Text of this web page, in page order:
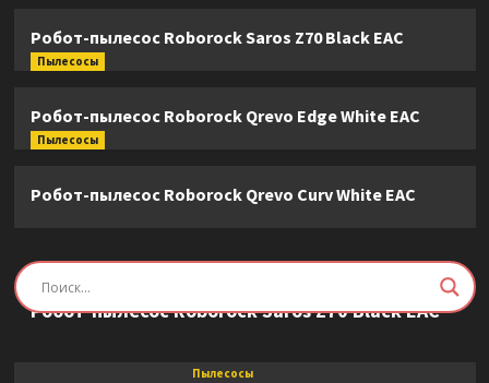
Робот-пылесос Roborock Saros Z70 Black EAC
Пылесосы
Робот-пылесос Roborock Qrevo Edge White EAC
Пылесосы
Робот-пылесос Roborock Qrevo Curv White EAC
Пылесосы
Робот-пылесос Roborock Saros Z70 Black EAC
Пылесосы